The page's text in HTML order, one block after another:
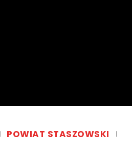
POWIAT STASZOWSKI